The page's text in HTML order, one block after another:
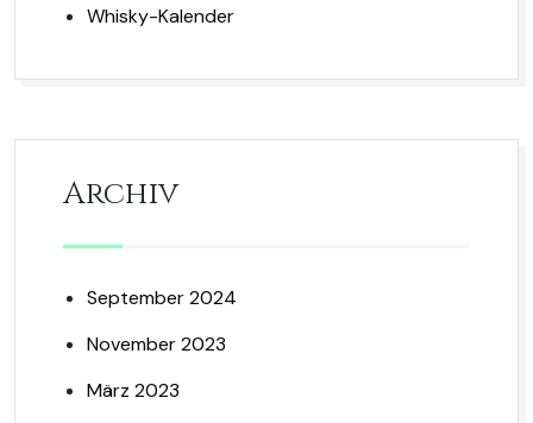
Whisky-Kalender
Archiv
September 2024
November 2023
März 2023